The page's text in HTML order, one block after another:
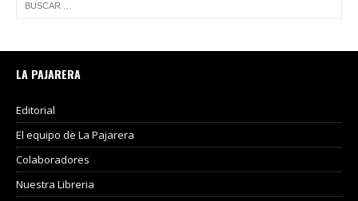
LA PAJARERA
Editorial
El equipo de La Pajarera
Colaboradores
Nuestra Libreria